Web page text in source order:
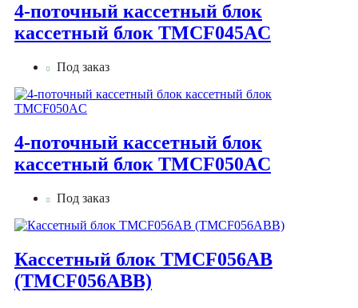
4-поточный кассетный блок
кассетный блок TMCF045AС
Под заказ
4-поточный кассетный блок
кассетный блок TMCF050AС
Под заказ
Кассетный блок TMCF056AB
(TMCF056ABB)